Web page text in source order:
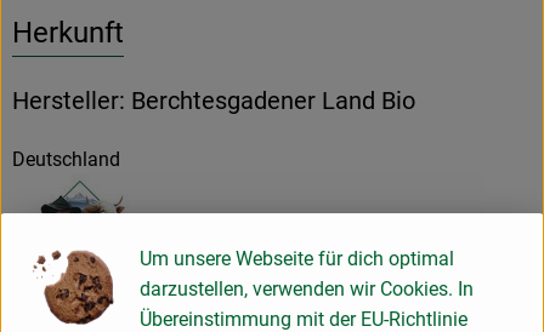
Herkunft
Hersteller: Berchtesgadener Land Bio
Deutschland
Milchwerke Berchtesgadener Land Chiemgau eG
Um unsere Webseite für dich optimal
darzustellen, verwenden wir Cookies. In
Übereinstimmung mit der EU-Richtlinie